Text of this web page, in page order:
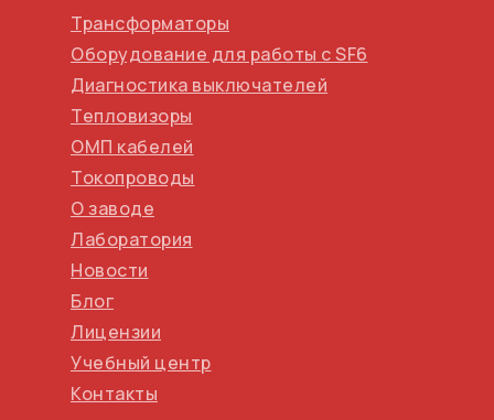
О заводе
Лаборатория
Трансформаторы
Оборудование для работы с SF6
Диагностика выключателей
Тепловизоры
ОМП кабелей
Токопроводы
Новости
Блог
Лицензии
Учебный центр
Контакты